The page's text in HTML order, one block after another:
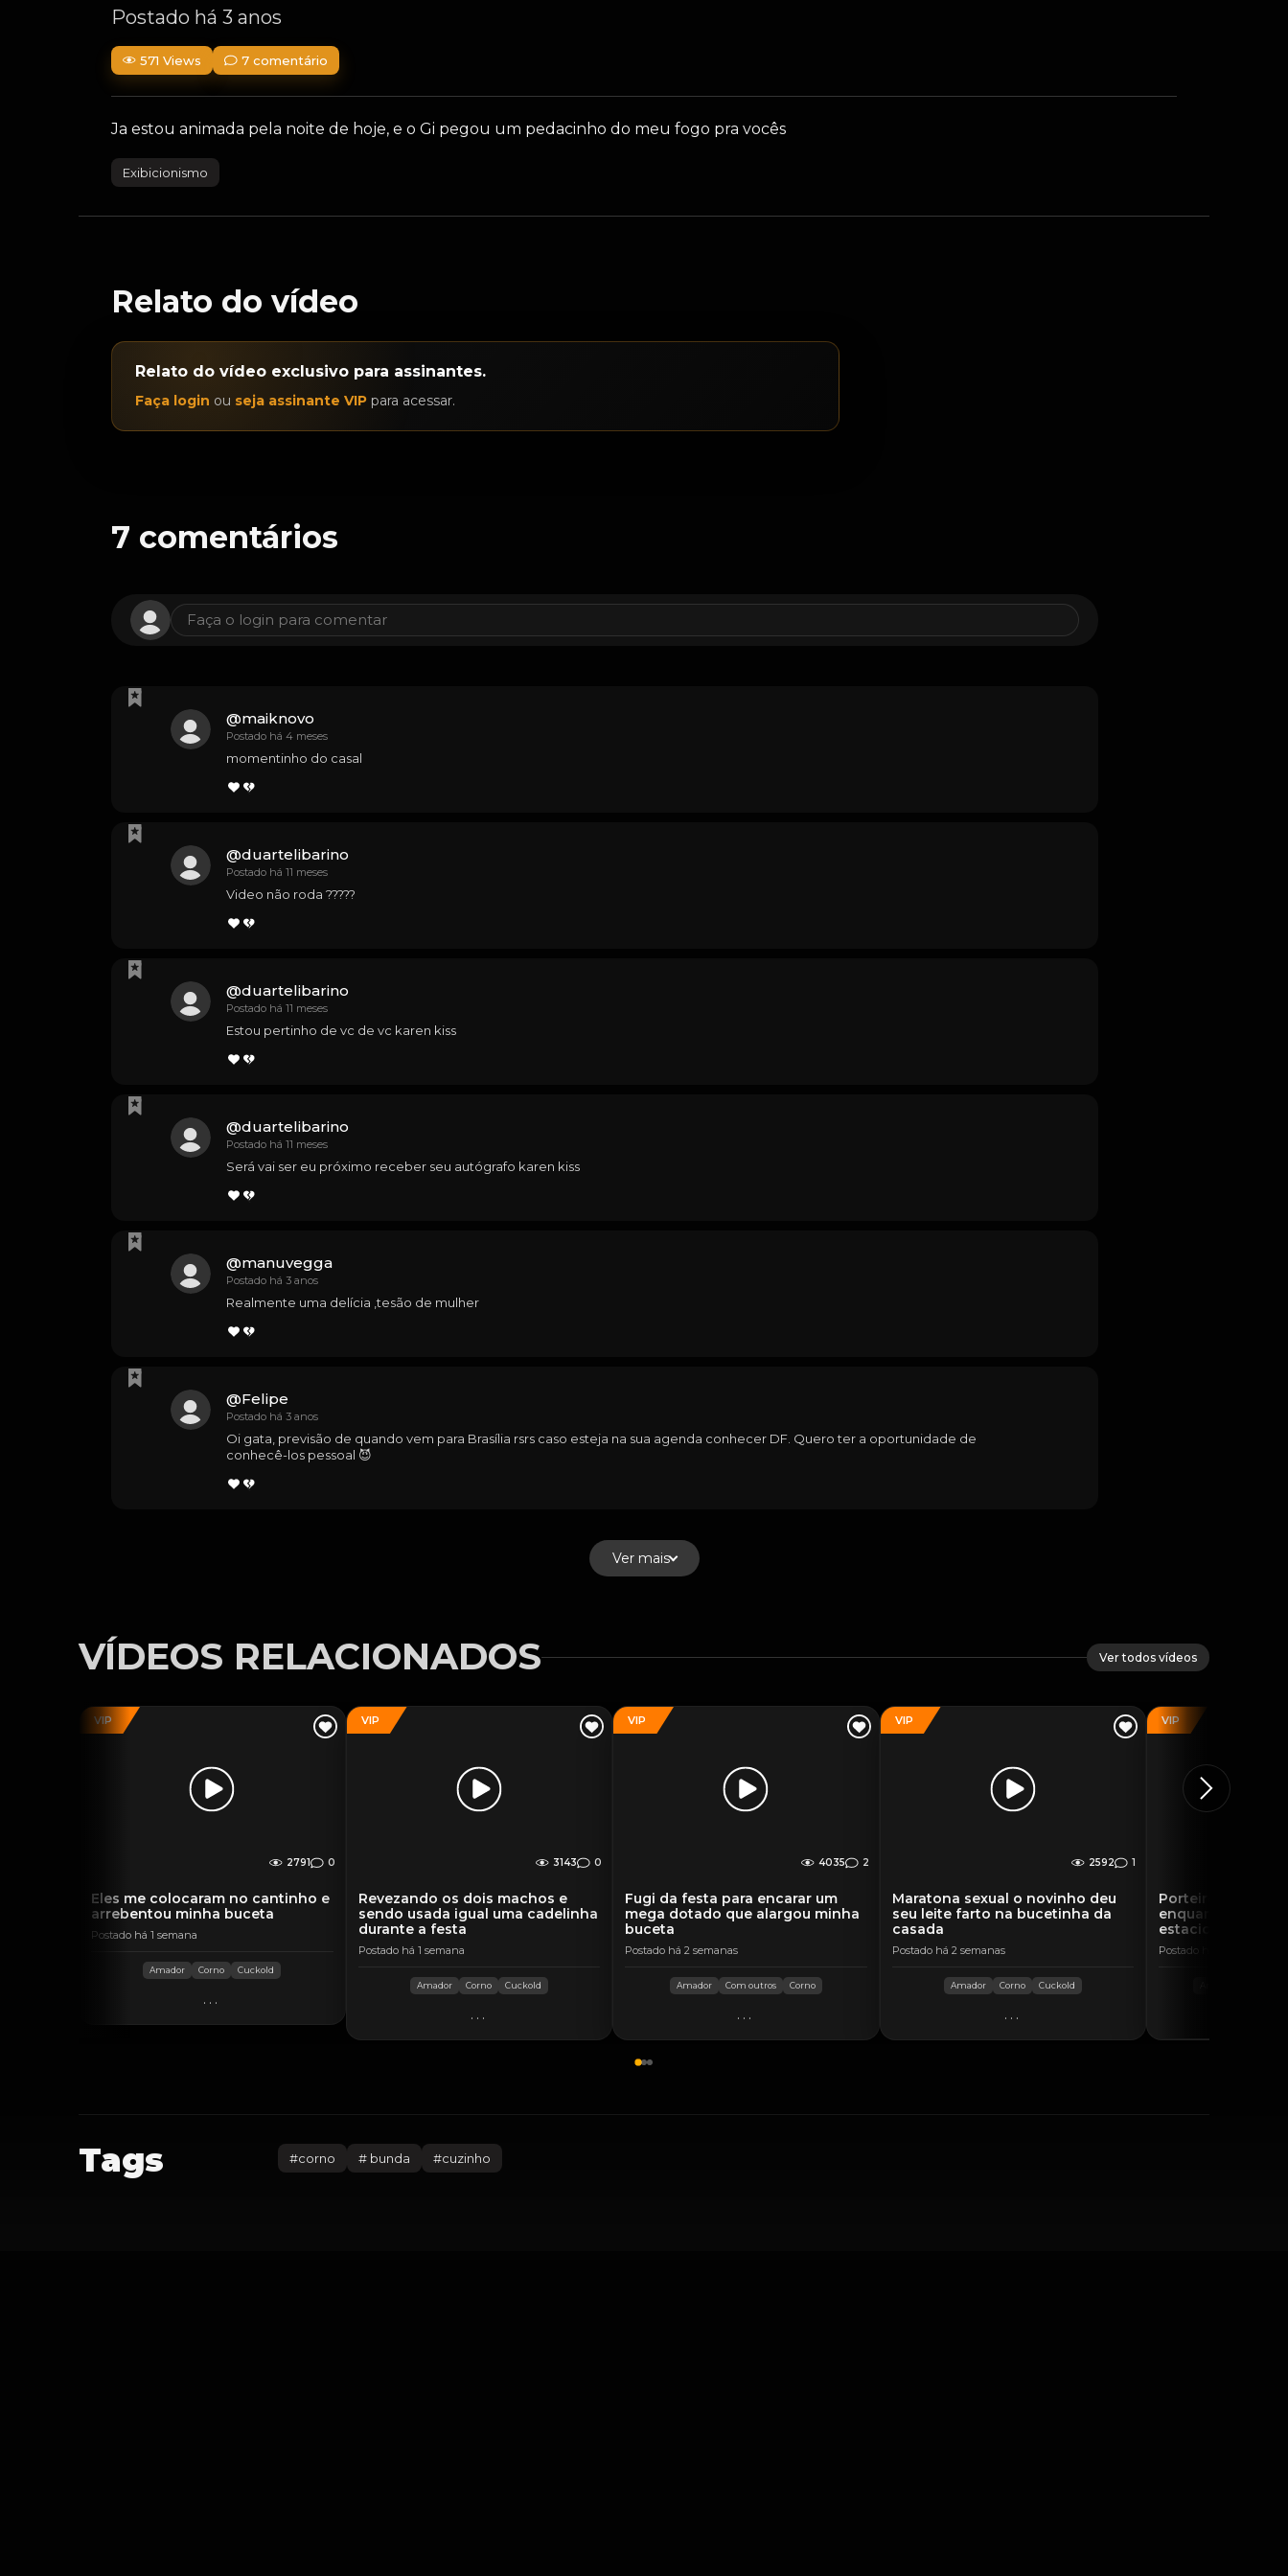
Postado há 3 anos
571 Views 7 comentário
Ja estou animada pela noite de hoje, e o Gi pegou um pedacinho do meu fogo pra vocês
Exibicionismo
Relato do vídeo
Relato do vídeo exclusivo para assinantes.
Faça login ou seja assinante VIP para acessar.
7 comentários
Faça o login para comentar
@maiknovo
Postado há 4 meses
momentinho do casal
@duartelibarino
Postado há 11 meses
Video não roda ?????
@duartelibarino
Postado há 11 meses
Estou pertinho de vc de vc karen kiss
@duartelibarino
Postado há 11 meses
Será vai ser eu próximo receber seu autógrafo karen kiss
@manuvegga
Postado há 3 anos
Realmente uma delícia ,tesão de mulher
@Felipe
Postado há 3 anos
Oi gata, previsão de quando vem para Brasília rsrs caso esteja na sua agenda conhecer DF. Quero ter a oportunidade de
conhecê-los pessoal 😈
Ver mais
VÍDEOS RELACIONADOS Ver todos vídeos
VIP
2791 0
Eles me colocaram no cantinho e
arrebentou minha buceta
Postado há 1 semana
Amador Corno Cuckold
...
VIP
3143 0
Revezando os dois machos e
sendo usada igual uma cadelinha
durante a festa
Postado há 1 semana
Amador Corno Cuckold
...
VIP
4035 2
Fugi da festa para encarar um
mega dotado que alargou minha
buceta
Postado há 2 semanas
Amador Com outros Corno
...
VIP
2592 1
Maratona sexual o novinho deu
seu leite farto na bucetinha da
casada
Postado há 2 semanas
Amador Corno Cuckold
...
VIP
Porteiro do hotel
enquanto fodia
estacionamento
Postado há 4 dias
Tags #corno # bunda #cuzinho